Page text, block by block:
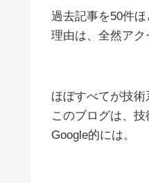
過去記事を50件ほ
理由は、全然アク
ほぼすべてが技術
このブログは、
Google的には。